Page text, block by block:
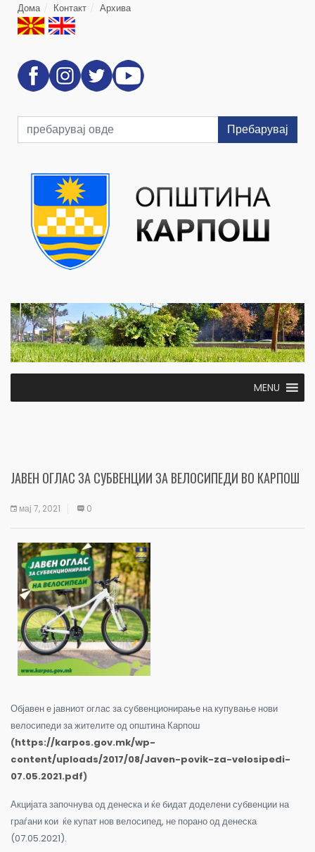
Дома Контакт Архива
Пребарувај
MENU
ЈАВЕН ОГЛАС ЗА СУБВЕНЦИИ ЗА ВЕЛОСИПЕДИ ВО КАРПОШ
мај 7, 2021 0
Објавен е јавниот оглас за субвенционирање на купување нови
велосипеди за жителите од општина Карпош
(https://karpos.gov.mk/wp-
content/uploads/2017/08/Javen-povik-za-velosipedi-
07.05.2021.pdf)
Акцијата започнува од денеска и ќе бидат доделени субвенции на
граѓани кои ќе купат нов велосипед, не порано од денеска
(07.05.2021).